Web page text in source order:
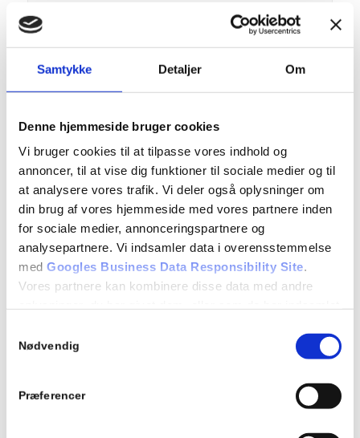
Samtykke Detaljer Om
Denne hjemmeside bruger cookies
Vi bruger cookies til at tilpasse vores indhold og
annoncer, til at vise dig funktioner til sociale medier og til
at analysere vores trafik. Vi deler også oplysninger om
din brug af vores hjemmeside med vores partnere inden
for sociale medier, annonceringspartnere og
analysepartnere. Vi indsamler data i overensstemmelse
med Googles Business Data Responsibility Site.
Vores partnere kan kombinere disse data med andre
Nødvendig
Præferencer
HTTP
GPS
youtube.com
Registrerer et unikt ID på mobile enheder for at muliggøre
tracking baseret på geografisk GPS lokation.